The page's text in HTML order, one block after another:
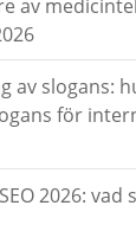
av
av slogans:
för
2026: